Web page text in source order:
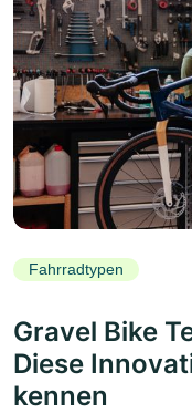
Fahrradtypen
Gravel Bike
Diese
kennen